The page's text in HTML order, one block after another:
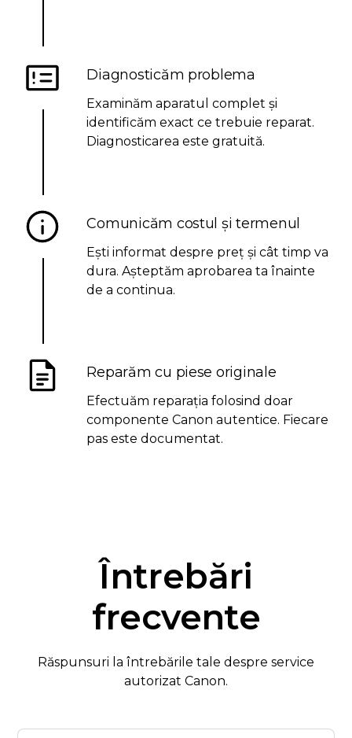
Diagnosticăm problema
Examinăm aparatul complet și
identificăm exact ce trebuie reparat.
Diagnosticarea este gratuită.
Comunicăm costul și termenul
Ești informat despre preț și cât timp va
dura. Așteptăm aprobarea ta înainte
de a continua.
Reparăm cu piese originale
Efectuăm reparația folosind doar
componente Canon autentice. Fiecare
pas este documentat.
Întrebări
frecvente
Răspunsuri la întrebările tale despre service
autorizat Canon.